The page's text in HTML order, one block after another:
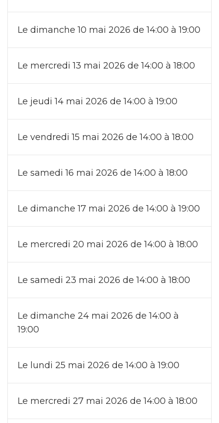
Le dimanche 10 mai 2026 de 14:00 à 19:00
Le mercredi 13 mai 2026 de 14:00 à 18:00
Le jeudi 14 mai 2026 de 14:00 à 19:00
Le vendredi 15 mai 2026 de 14:00 à 18:00
Le samedi 16 mai 2026 de 14:00 à 18:00
Le dimanche 17 mai 2026 de 14:00 à 19:00
Le mercredi 20 mai 2026 de 14:00 à 18:00
Le samedi 23 mai 2026 de 14:00 à 18:00
Le dimanche 24 mai 2026 de 14:00 à
19:00
Le lundi 25 mai 2026 de 14:00 à 19:00
Le mercredi 27 mai 2026 de 14:00 à 18:00